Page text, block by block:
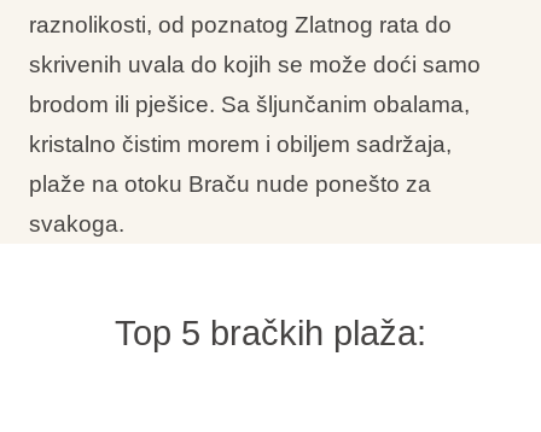
Brandovi
Ami Loyalty program
Blogovi
raznolikosti, od poznatog Zlatnog rata do
skrivenih uvala do kojih se može doći samo
brodom ili pješice. Sa šljunčanim obalama,
kristalno čistim morem i obiljem sadržaja,
plaže na otoku Braču nude ponešto za
svakoga.
Top 5 bračkih plaža: